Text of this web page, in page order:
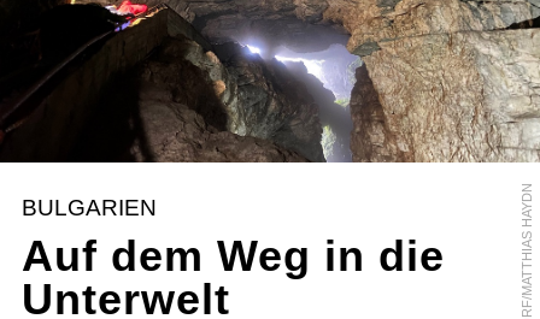
ORF/MATTHIAS HAYDN
BULGARIEN
Auf dem Weg in die
Unterwelt